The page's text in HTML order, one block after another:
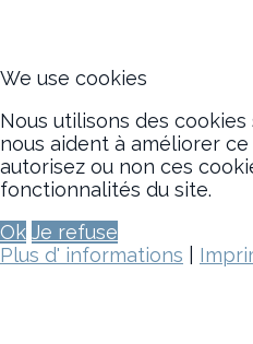
We use cookies
Nous utilisons des
nous aident à améliorer
autorisez ou non ces
fonctionnalités du site.
Ok Je refuse
Plus d' informations